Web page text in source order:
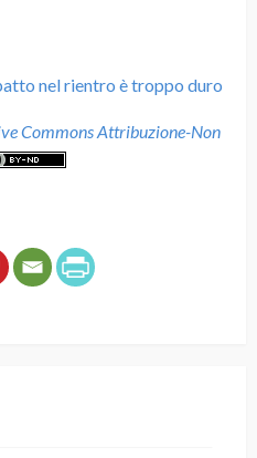
nel rientro è troppo duro
Commons Attribuzione-Non